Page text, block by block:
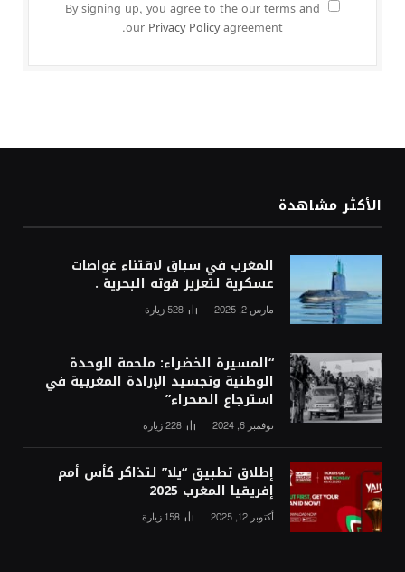
By signing up, you agree to the our terms and
our Privacy Policyagreement.
الأكثر مشاهدة
المغرب في سباق لاقتناء غواصات
عسكرية لتعزيز قوته البحرية .
مارس 2, 2025 528 زيارة
“المسيرة الخضراء: ملحمة الوحدة
الوطنية وتجسيد الإرادة المغربية في
استرجاع الصحراء”
نوفمبر 6, 2024 228زيارة
إطلاق تطبيق “يلا” لتذاكر كأس أمم
إفريقيا المغرب 2025
أكتوبر 12, 2025 158 زيارة